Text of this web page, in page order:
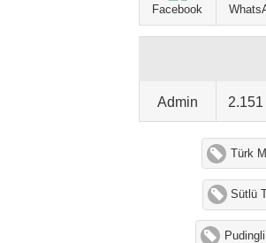
Facebook
Admin
Türk
Sütlü